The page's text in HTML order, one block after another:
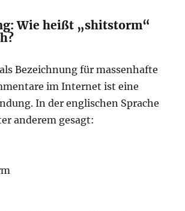
Wie heißt „shitstorm“
Bezeichnung für massenhafte
im Internet ist eine
In der englischen Sprache
anderem gesagt: